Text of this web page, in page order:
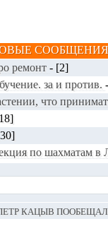
ремонт - [2]
за и против. -
что
по шахматам в
КАЦЫВ